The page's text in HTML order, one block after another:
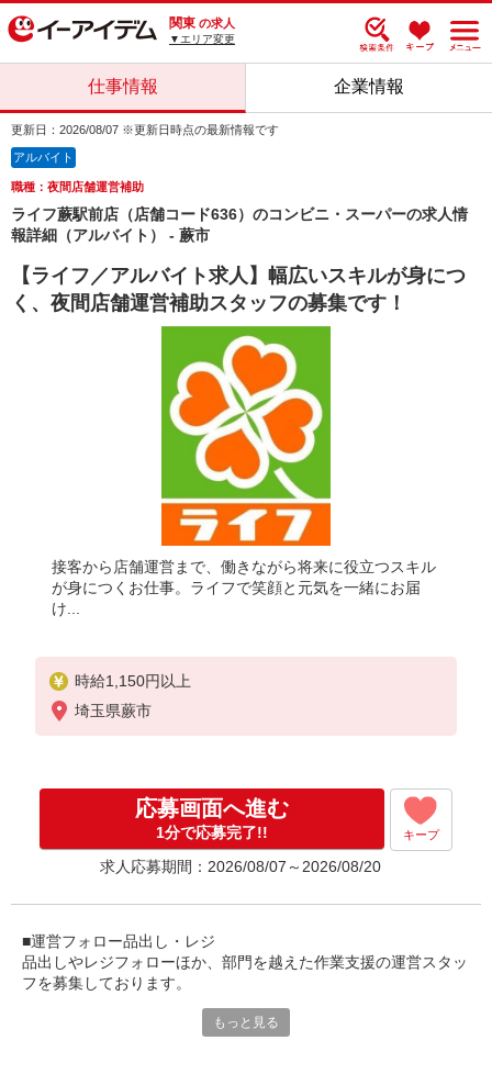
関東 の求人
▼エリア変更
仕事情報 企業情報
更新日：2026/08/07 ※更新日時点の最新情報です
アルバイト
職種：夜間店舗運営補助
ライフ蕨駅前店（店舗コード636）のコンビニ・スーパーの求人情
報詳細（アルバイト） - 蕨市
【ライフ／アルバイト求人】幅広いスキルが身につ
く、夜間店舗運営補助スタッフの募集です！
接客から店舗運営まで、働きながら将来に役立つスキル
が身につくお仕事。ライフで笑顔と元気を一緒にお届
け...
時給1,150円以上
埼玉県蕨市
応募画面へ進む
1分で応募完了!! キープ
求人応募期間：2026/08/07～2026/08/20
■運営フォロー品出し・レジ
品出しやレジフォローほか、部門を越えた作業支援の運営スタッ
フを募集しております。
もっと見る